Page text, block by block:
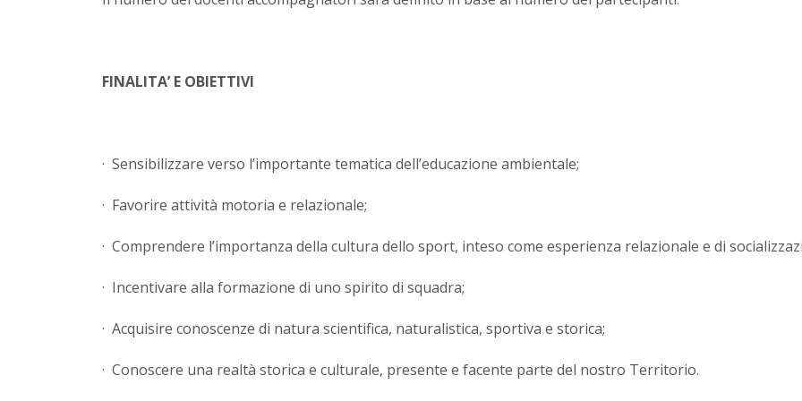
FINALITA’ E OBIETTIVI
· Sensibilizzare verso l’importante tematica dell’educazione ambientale;
· Favorire attività motoria e relazionale;
· Comprendere l’importanza della cultura dello sport, inteso come esperienza relazionale e di
· Incentivare alla formazione di uno spirito di squadra;
· Acquisire conoscenze di natura scientifica, naturalistica, sportiva e storica;
· Conoscere una realtà storica e culturale, presente e facente parte del nostro Territorio.